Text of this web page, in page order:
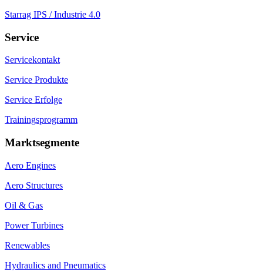
Starrag IPS / Industrie 4.0
Service
Servicekontakt
Service Produkte
Service Erfolge
Trainingsprogramm
Marktsegmente
Aero Engines
Aero Structures
Oil & Gas
Power Turbines
Renewables
Hydraulics and Pneumatics